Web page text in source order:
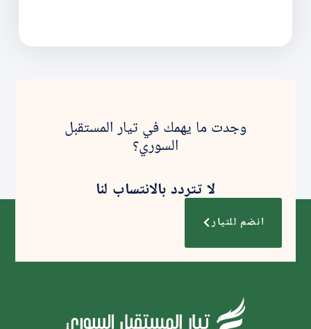
وجدت ما يهمك في تيار المستقبل
السوري؟
لا تتردد بالانتساب لنا
انضم للتيار